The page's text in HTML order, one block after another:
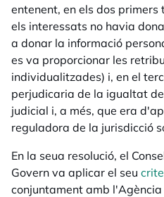
entenent, en els dos
els interessats no havia
a donar la informació
es va proporcionar les
individualitzades) i, en el
perjudicaria de la igualtat
judicial i, a més, que era
reguladora de la jurisdicció
En la seua resolució, el
Govern va aplicar el seu
conjuntament amb